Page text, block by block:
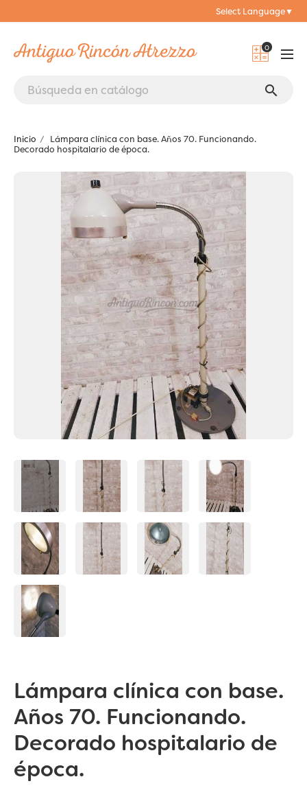
Select Language▼
0
search
Inicio
Lámpara clínica con base. Años 70. Funcionando.
Decorado hospitalario de época.
Lámpara clínica con base.
Años 70. Funcionando.
Decorado hospitalario de
época.